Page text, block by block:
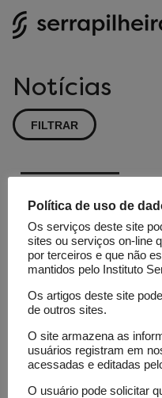
Notícias
FILTRAR
Ciência
Fundamental
Quando o
sertão foi
mar
Política de uso de
Os serviços deste site
sites ou serviços on-line
por terceiros e que não
mantidos pelo Instituto
Os artigos deste site
de outros sites.
O site armazena as
usuários registram em
acessadas e editadas
O usuário pode solicitar